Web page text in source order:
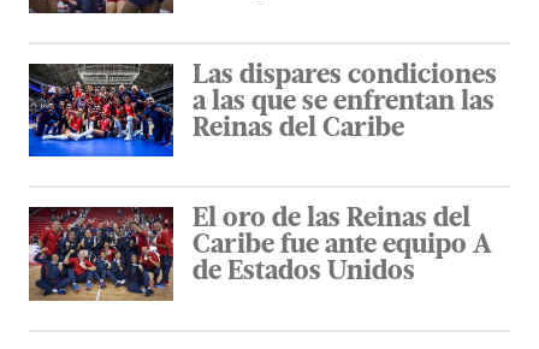
Las dispares condiciones
a las que se enfrentan las
Reinas del Caribe
El oro de las Reinas del
Caribe fue ante equipo A
de Estados Unidos